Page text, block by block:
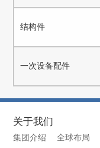
结构件
一次设备配件
关于我们
集团介绍 全球布局